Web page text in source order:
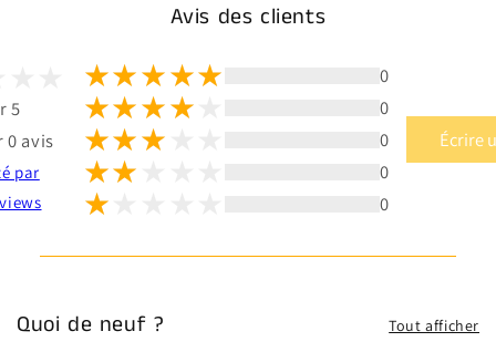
Avis des clients
5
0 avis
par
0
0
0
0
0
Écrire
Quoi de neuf ? Tout afficher